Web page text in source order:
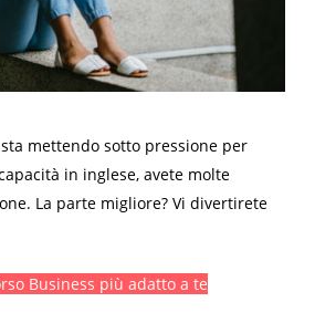
mettendo sotto pressione per
in inglese, avete molte
La parte migliore? Vi divertirete
Business più adatto a te